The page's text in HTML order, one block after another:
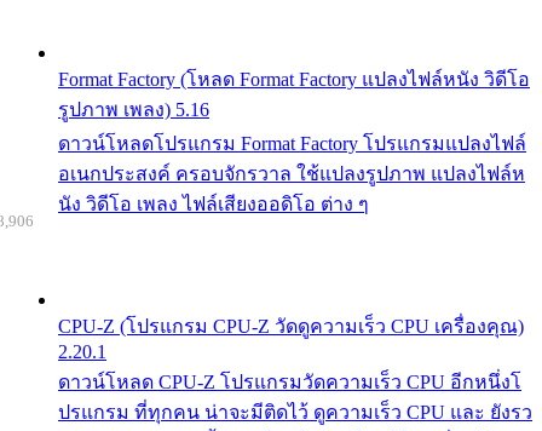
Format Factory (โหลด Format Factory แปลงไฟล์หนัง วิดีโอ
รูปภาพ เพลง) 5.16
ดาวน์โหลดโปรแกรม Format Factory โปรแกรมแปลงไฟล์
อเนกประสงค์ ครอบจักรวาล ใช้แปลงรูปภาพ แปลงไฟล์ห
นัง วิดีโอ เพลง ไฟล์เสียงออดิโอ ต่าง ๆ
CPU-Z (โปรแกรม CPU-Z วัดดูความเร็ว CPU เครื่องคุณ)
2.20.1
ดาวน์โหลด CPU-Z โปรแกรมวัดความเร็ว CPU อีกหนึ่งโ
ปรแกรม ที่ทุกคน น่าจะมีติดไว้ ดูความเร็ว CPU และ ยังรว